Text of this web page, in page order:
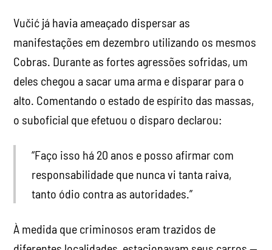
Vučić já havia ameaçado dispersar as
manifestações em dezembro utilizando os mesmos
Cobras. Durante as fortes agressões sofridas, um
deles chegou a sacar uma arma e disparar para o
alto. Comentando o estado de espírito das massas,
o suboficial que efetuou o disparo declarou:
“Faço isso há 20 anos e posso afirmar com
responsabilidade que nunca vi tanta raiva,
tanto ódio contra as autoridades.”
À medida que criminosos eram trazidos de